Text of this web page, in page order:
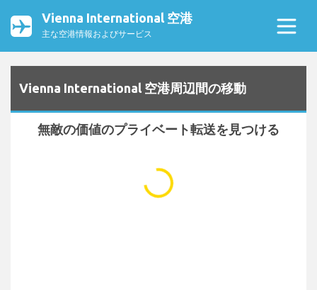
Vienna International 空港
主な空港情報およびサービス
Vienna International 空港周辺間の移動
無敵の価値のプライベート転送を見つける
...